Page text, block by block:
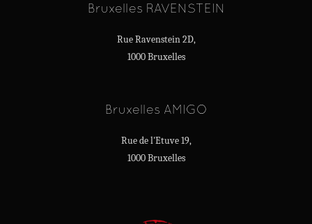
Bruxelles RAVENSTEIN
Rue Ravenstein 2D,
1000 Bruxelles
Bruxelles AMIGO
Rue de l'Etuve 19,
1000 Bruxelles